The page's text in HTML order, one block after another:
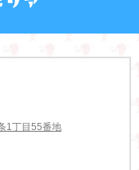
1丁目55番地